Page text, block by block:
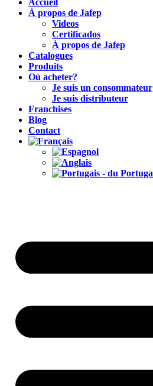
Accueil
À propos de Jafep
Videos
Certificados
À propos de Jafep
Catalogues
Produits
Où acheter?
Je suis un consommateur
Je suis distributeur
Franchises
Blog
Contact